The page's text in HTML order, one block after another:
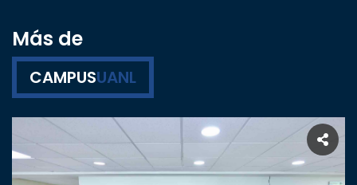
Más de
CAMPUSUANL